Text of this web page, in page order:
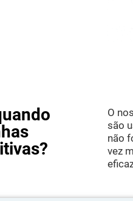
O
são
não
vez